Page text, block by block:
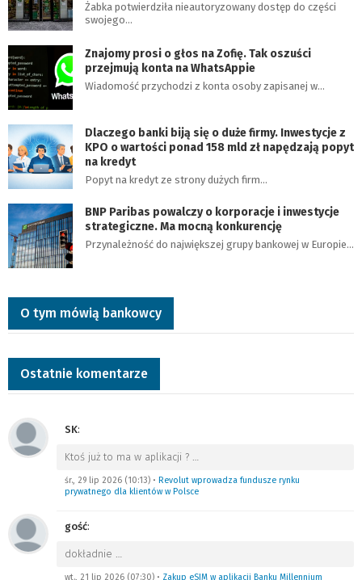
Żabka potwierdziła nieautoryzowany dostęp do części
swojego…
Znajomy prosi o głos na Zofię. Tak oszuści
przejmują konta na WhatsAppie
Wiadomość przychodzi z konta osoby zapisanej w…
Dlaczego banki biją się o duże firmy. Inwestycje z
KPO o wartości ponad 158 mld zł napędzają popyt
na kredyt
Popyt na kredyt ze strony dużych firm…
BNP Paribas powalczy o korporacje i inwestycje
strategiczne. Ma mocną konkurencję
Przynależność do największej grupy bankowej w Europie…
O tym mówią bankowcy
Ostatnie komentarze
SK:
Ktoś już to ma w aplikacji ? …
śr., 29 lip 2026 (10:13) • Revolut wprowadza fundusze rynku
prywatnego dla klientów w Polsce
gość:
dokładnie …
wt., 21 lip 2026 (07:30) • Zakup eSIM w aplikacji Banku Millennium